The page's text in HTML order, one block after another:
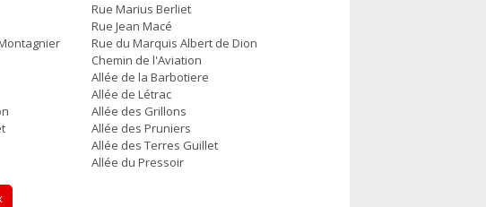
Rue Marius Berliet
Rue Jean Macé
Rue du Marquis Albert de Dion
Chemin de l'Aviation
Allée de la Barbotiere
Allée de Létrac
Allée des Grillons
Allée des Pruniers
Allée des Terres Guillet
Allée du Pressoir